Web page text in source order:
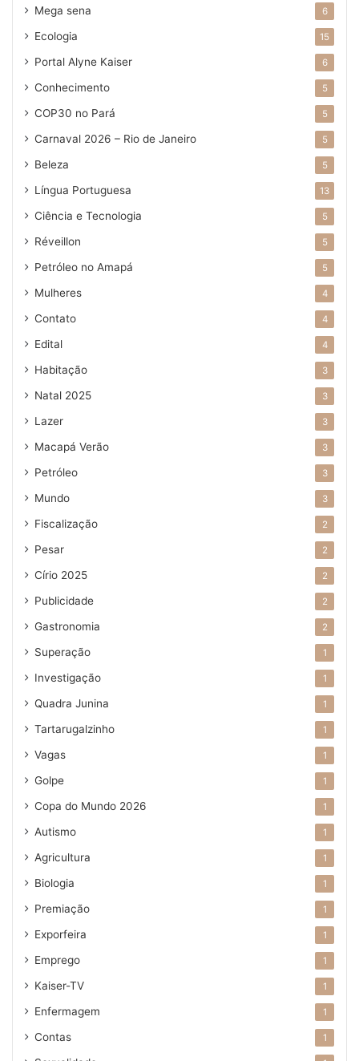
Mega sena 6
Ecologia 15
Portal Alyne Kaiser 6
Conhecimento 5
COP30 no Pará 5
Carnaval 2026 – Rio de Janeiro 5
Beleza 5
Língua Portuguesa 13
Ciência e Tecnologia 5
Réveillon 5
Petróleo no Amapá 5
Mulheres 4
Contato 4
Edital 4
Habitação 3
Natal 2025 3
Lazer 3
Macapá Verão 3
Petróleo 3
Mundo 3
Fiscalização 2
Pesar 2
Círio 2025 2
Publicidade 2
Gastronomia 2
Superação 1
Investigação 1
Quadra Junina 1
Tartarugalzinho 1
Vagas 1
Golpe 1
Copa do Mundo 2026 1
Autismo 1
Agricultura 1
Biologia 1
Premiação 1
Exporfeira 1
Emprego 1
Kaiser-TV 1
Enfermagem 1
Contas 1